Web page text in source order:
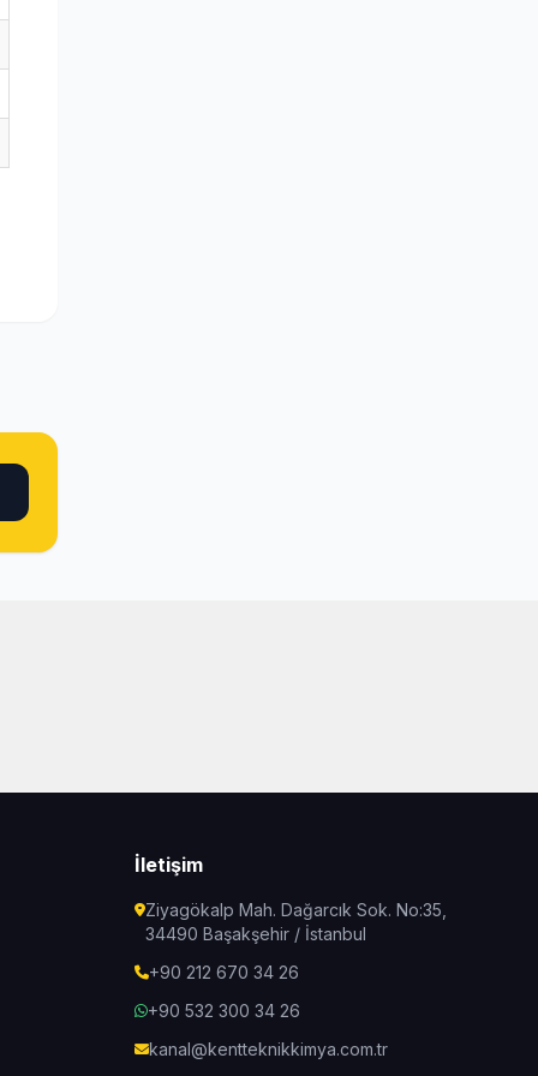
İletişim
Ziyagökalp Mah. Dağarcık Sok. No:35,
34490 Başakşehir / İstanbul
+90 212 670 34 26
+90 532 300 34 26
kanal@kentteknikkimya.com.tr